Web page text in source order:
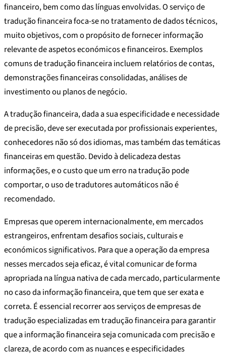
financeiro, bem como das línguas envolvidas. O serviço de
tradução financeira foca-se no tratamento de dados técnicos,
muito objetivos, com o propósito de fornecer informação
relevante de aspetos económicos e financeiros. Exemplos
comuns de tradução financeira incluem relatórios de contas,
demonstrações financeiras consolidadas, análises de
investimento ou planos de negócio.
A tradução financeira, dada a sua especificidade e necessidade
de precisão, deve ser executada por profissionais experientes,
conhecedores não só dos idiomas, mas também das temáticas
financeiras em questão. Devido à delicadeza destas
informações, e o custo que um erro na tradução pode
comportar, o uso de tradutores automáticos não é
recomendado.
Empresas que operem internacionalmente, em mercados
estrangeiros, enfrentam desafios sociais, culturais e
económicos significativos. Para que a operação da empresa
nesses mercados seja eficaz, é vital comunicar de forma
apropriada na língua nativa de cada mercado, particularmente
no caso da informação financeira, que tem que ser exata e
correta. É essencial recorrer aos serviços de empresas de
tradução especializadas em tradução financeira para garantir
que a informação financeira seja comunicada com precisão e
clareza, de acordo com as nuances e especificidades